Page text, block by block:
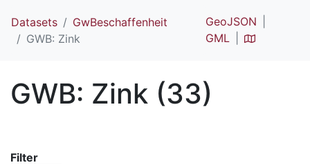
Datasets
GwBeschaffenheit
GWB: Zink
GeoJSON
GML
GWB: Zink (33)
Filter